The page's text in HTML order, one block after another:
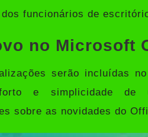
funcionários de
no Microsoft
serão incluídas no
e simplicidade de
sobre as novidades do